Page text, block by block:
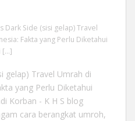
Dark Side (sisi gelap) Travel
Fakta yang Perlu Diketahui
[…]
gelap) Travel Umrah di
yang Perlu Diketahui
Korban - K H S blog
cara berangkat umroh,